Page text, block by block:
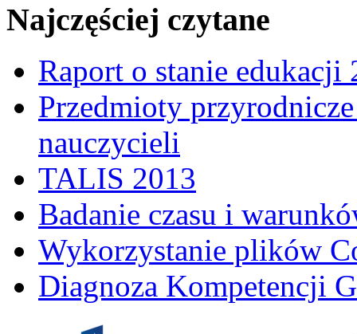
Najczęściej czytane
Raport o stanie edukacji
Przedmioty
nauczycieli
TALIS 2013
Badanie czasu i
Wykorzystanie plików
Diagnoza Kompetencji